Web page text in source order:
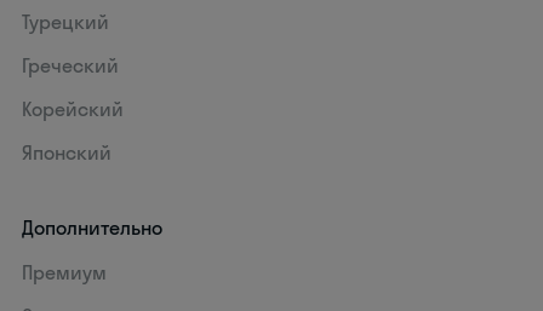
Турецкий
Греческий
Корейский
Японский
Дополнительно
Премиум